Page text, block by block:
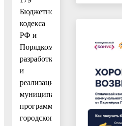
Бюджетного
кодекса
РФ и
Порядком
разработки
и
реализации
муниципальных
программ
городского